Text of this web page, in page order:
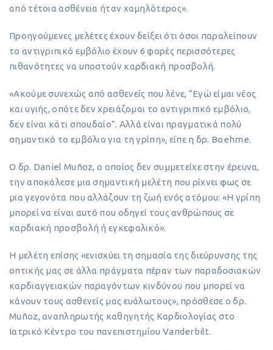
από τέτοια ασθένεια ήταν χαμηλότερος».
Προηγούμενες μελέτες έχουν δείξει ότι όσοι παραλείπουν
το αντιγριπικό εμβόλιο έχουν 6 φορές περισσότερες
πιθανότητες να υποστούν καρδιακή προσβολή.
«Ακούμε συνεχώς από ασθενείς που λένε, “Εγώ είμαι νέος
και υγιής, οπότε δεν χρειάζομαι το αντιγριπικό εμβόλιο,
δεν είναι κάτι σπουδαίο”. Αλλά είναι πραγματικά πολύ
σημαντικό το εμβόλιο για τη γρίπη», είπε η δρ. Boehme.
Ο δρ. Daniel Muñoz, ο οποίος δεν συμμετείχε στην έρευνα,
την αποκάλεσε μια σημαντική μελέτη που ρίχνει φως σε
μια γεγονότα που αλλάζουν τη ζωή ενός ατόμου: «Η γρίπη
μπορεί να είναι αυτό που οδηγεί τους ανθρώπους σε
καρδιακή προσβολή ή εγκεφαλικό».
Η μελέτη επίσης «ενισχύει τη σημασία της διεύρυνσης της
οπτικής μας σε άλλα πράγματα πέραν των παραδοσιακών
καρδιαγγειακών παραγόντων κινδύνου που μπορεί να
κάνουν τους ασθενείς μας ευάλωτους», πρόσθεσε ο δρ.
Muñoz, αναπληρωτής καθηγητής Καρδιολογίας στο
Ιατρικό Κέντρο του πανεπιστημίου Vanderbilt.